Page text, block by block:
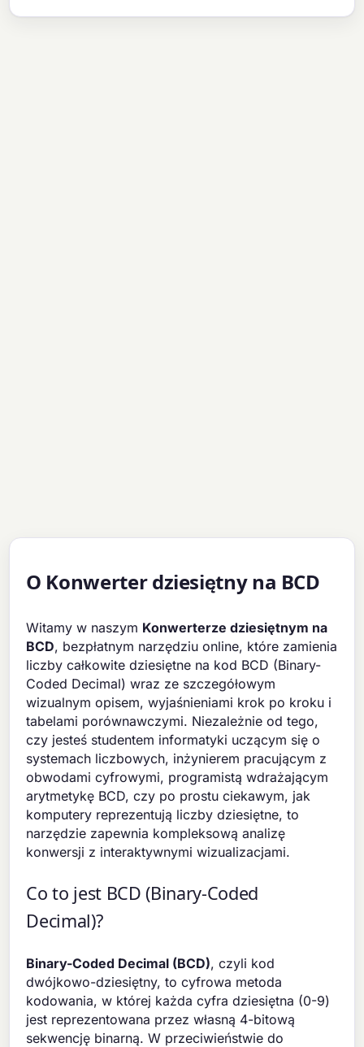
O Konwerter dziesiętny na BCD
Witamy w naszym Konwerterze dziesiętnym na
BCD, bezpłatnym narzędziu online, które zamienia
liczby całkowite dziesiętne na kod BCD (Binary-
Coded Decimal) wraz ze szczegółowym
wizualnym opisem, wyjaśnieniami krok po kroku i
tabelami porównawczymi. Niezależnie od tego,
czy jesteś studentem informatyki uczącym się o
systemach liczbowych, inżynierem pracującym z
obwodami cyfrowymi, programistą wdrażającym
arytmetykę BCD, czy po prostu ciekawym, jak
komputery reprezentują liczby dziesiętne, to
narzędzie zapewnia kompleksową analizę
konwersji z interaktywnymi wizualizacjami.
Co to jest BCD (Binary-Coded
Decimal)?
Binary-Coded Decimal (BCD), czyli kod
dwójkowo-dziesiętny, to cyfrowa metoda
kodowania, w której każda cyfra dziesiętna (0-9)
jest reprezentowana przez własną 4-bitową
sekwencję binarną. W przeciwieństwie do